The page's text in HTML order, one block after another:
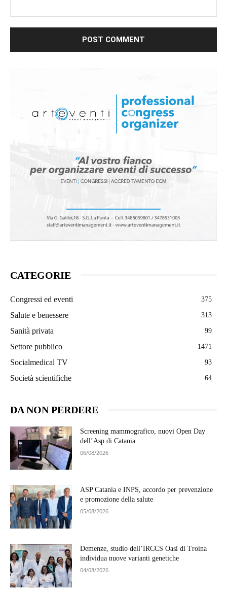
CATEGORIE
Congressi ed eventi 375
Salute e benessere 313
Sanità privata 99
Settore pubblico 1471
Socialmedical TV 93
Società scientifiche 64
DA NON PERDERE
Screening mammografico, nuovi Open Day
dell’Asp di Catania
06/08/2026
ASP Catania e INPS, accordo per prevenzione
e promozione della salute
05/08/2026
Demenze, studio dell’IRCCS Oasi di Troina
individua nuove varianti genetiche
04/08/2026